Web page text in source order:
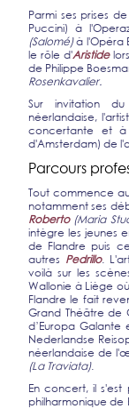
Parmi ses prises
Puccini) à
(Salomé)à l'Opéra
le rôle d'Aristide
de Philippe
Rosenkavalier.
Sur invitation
néerlandaise,
concertante et à
d'Amsterdam) de
Parcours
Tout commence
notamment ses
Roberto(Maria
intègre les jeunes
de Flandre puis
autres Pedrillo.
voilà sur les
Wallonie à Liège
Flandre le fait
Grand Théâtre
d’Europa Galante
Nederlandse
néerlandaise de
(La Traviata).
En concert, il
philharmonique de